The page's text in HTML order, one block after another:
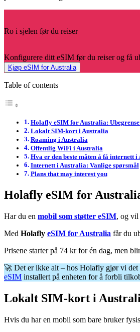
Ro i sjelen før du reiser
Konfigurere ditt eSIM før du reiser og få
Kjøp eSIM for Australia
Table of contents
Holafly eSIM for Australia:
Lokalt SIM-kort i Australia
Roaming i Australia
Offentlig WiFi i Australia
Hva er den beste måten å få internett i
Internett i Australia: Vanlige spørsmål
Plans that may interest you
Holafly eSIM for
Har du en mobil som støtter eSIM, og vil
Med Holafly eSIM for Australia får du
Prisene starter på 74 kr for én dag, men
🚀 Det er ikke alt – hos Holafly gjør vi det
eSIM installert på enheten for å forbli
Lokalt SIM-kort i
Hvis du har en mobil som bare bruker